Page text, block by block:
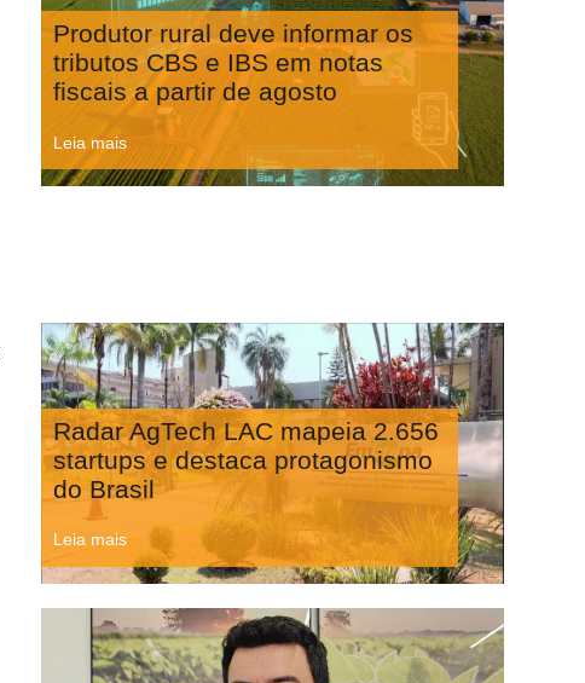
Produtor rural deve informar os
tributos CBS e IBS em notas
fiscais a partir de agosto
Leia mais
Radar AgTech LAC mapeia 2.656
startups e destaca protagonismo
do Brasil
Leia mais